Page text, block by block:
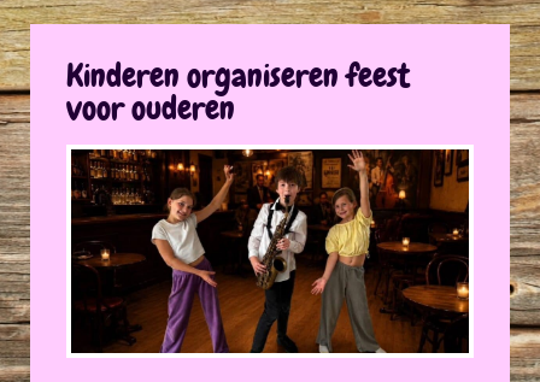
Kinderen organiseren feest
voor ouderen